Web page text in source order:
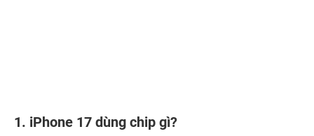
1. iPhone 17 dùng chip gì?